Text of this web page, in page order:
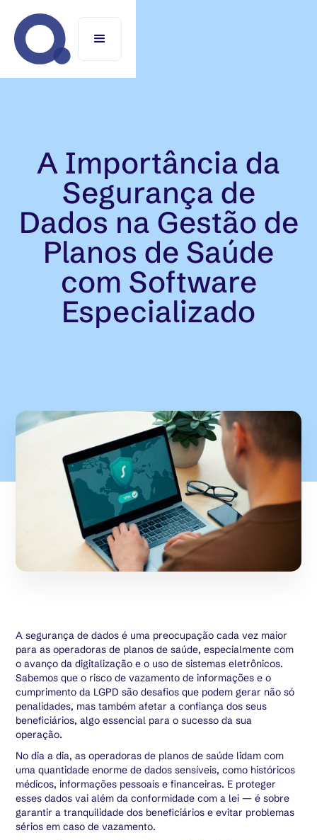
A Importância da
Segurança de
Dados na Gestão de
Planos de Saúde
com Software
Especializado
A segurança de dados é uma preocupação cada vez maior
para as operadoras de planos de saúde, especialmente com
o avanço da digitalização e o uso de sistemas eletrônicos.
Sabemos que o risco de vazamento de informações e o
cumprimento da LGPD são desafios que podem gerar não só
penalidades, mas também afetar a confiança dos seus
beneficiários, algo essencial para o sucesso da sua
operação.
No dia a dia, as operadoras de planos de saúde lidam com
uma quantidade enorme de dados sensíveis, como históricos
médicos, informações pessoais e financeiras. E proteger
esses dados vai além da conformidade com a lei — é sobre
garantir a tranquilidade dos beneficiários e evitar problemas
sérios em caso de vazamento.